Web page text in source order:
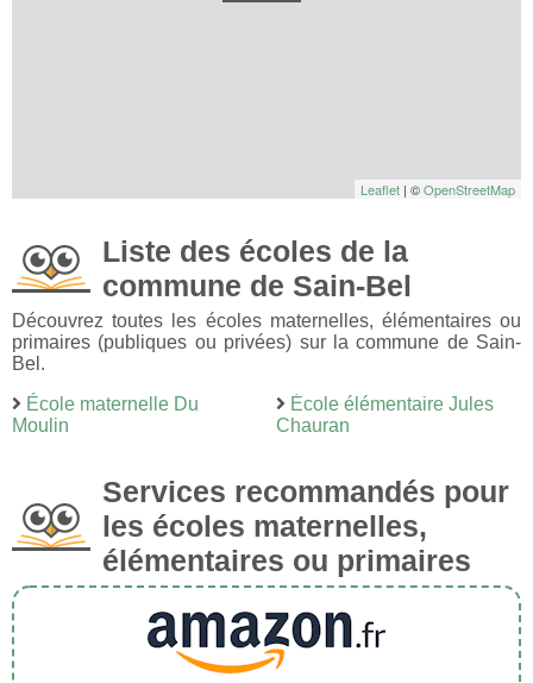
Leaflet | ©OpenStreetMap
Liste des écoles de la
commune de Sain-Bel
Découvrez toutes les écoles maternelles, élémentaires ou
primaires (publiques ou privées) sur la commune de Sain-
Bel.
École maternelle Du
Moulin
École élémentaire Jules
Chauran
Services recommandés pour
les écoles maternelles,
élémentaires ou primaires